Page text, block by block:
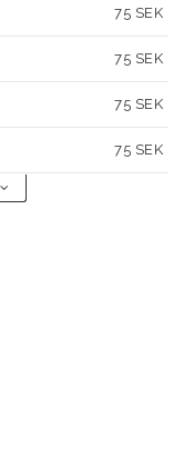
75 SEK
75 SEK
75 SEK
75 SEK